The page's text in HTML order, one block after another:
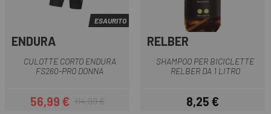
ESAURITO
ENDURA
CULOTTE CORTO ENDURA
FS260-PRO DONNA
Prezzo
56,99 €Prezzo base
114,99 €
RELBER
SHAMPOO PER BICICLETTE
RELBER DA 1 LITRO
Prezzo
8,25 €